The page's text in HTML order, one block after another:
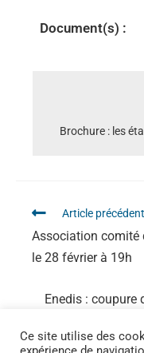
Document(s) :
Brochure : les
Article précédent
Association comité
le 28 février à 19h
Enedis : coupure
Ce site utilise des